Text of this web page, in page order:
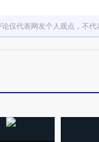
论仅代表网友个人观点，不代